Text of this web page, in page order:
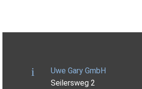
Uwe Gary GmbH
Seilersweg 2